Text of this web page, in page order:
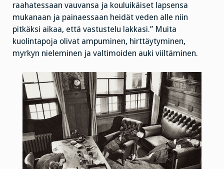
raahatessaan vauvansa ja kouluikäiset lapsensa
mukanaan ja painaessaan heidät veden alle niin
pitkäksi aikaa, että vastustelu lakkasi.” Muita
kuolintapoja olivat ampuminen, hirttäytyminen,
myrkyn nieleminen ja valtimoiden auki viiltäminen.